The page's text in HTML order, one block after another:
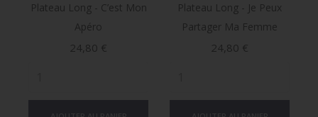
Plateau Long - C’est Mon
Apéro
Prix
24,80 €
Plateau Long - Je Peux
Partager Ma Femme
Prix
24,80 €